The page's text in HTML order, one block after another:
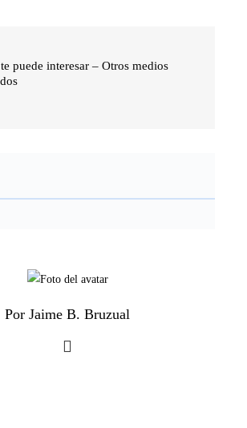
puede interesar – Otros medios
Por Jaime B. Bruzual